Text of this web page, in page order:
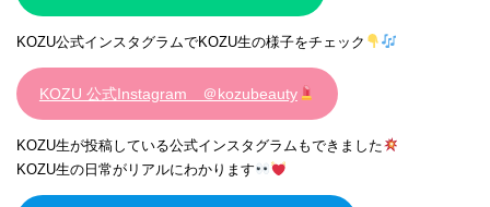
KOZU公式インスタグラムでKOZU生の様子をチェック
KOZU 公式Instagram ＠kozubeauty
KOZU生が投稿している公式インスタグラムもできました
KOZU生の日常がリアルにわかります